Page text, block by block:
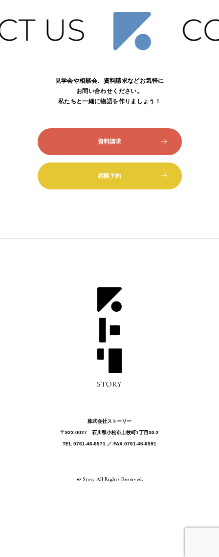
見学会や相談会、資料請求などお気軽に
お問い合わせください。
私たちと一緒に物語を作りましょう！
資料請求
相談予約
株式会社ストーリー
〒923-0027 ⽯川県⼩松市上牧町1丁目30-2
TEL 0761-46-6571 ／ FAX 0761-46-6591
© Story All Rights Reserved.